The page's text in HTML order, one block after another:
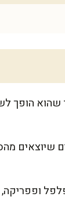
שהוא הופך
האדום וממשיכים
ופפריקה,